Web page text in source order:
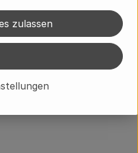
an biologischen Produkten.
ausschließlich Hühner, Rinder
hatten. Fleisch aus großen
wirst du bei uns nicht finden.
zulassen